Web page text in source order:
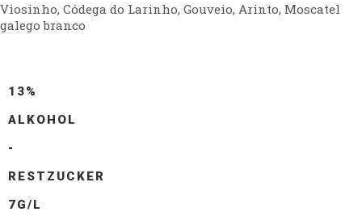
Viosinho, Códega do Larinho, Gouveio, Arinto, Moscatel
galego branco
13%
ALKOHOL
-
RESTZUCKER
7G/L